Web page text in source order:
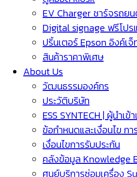
EV Charger ชาร์จรถย
Digital signage ฟรีโปร
ปริ้นเตอร์ Epson อิงค์เจ็
สินค้าราคาพิเศษ
About Us
วัฒนธรรมองค์กร
ประวัติบริษัท
ESS SYNTECH | ผู้นำเ
ข้อกำหนดและเงื่อนไข ก
เงื่อนไขการรับประกัน
คลังข้อมูล Knowledge
ศูนย์บริการซ่อมเครื่อง